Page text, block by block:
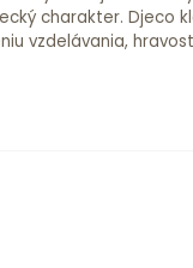
charakter. Djeco
vzdelávania,